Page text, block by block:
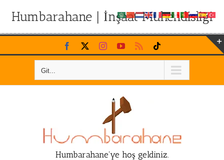
Humbarahane | İnşaat Mühendisliği
Skip
to
Facebook InstagramYouTubeRss
Git...
Humbarahane'ye hoş geldiniz.